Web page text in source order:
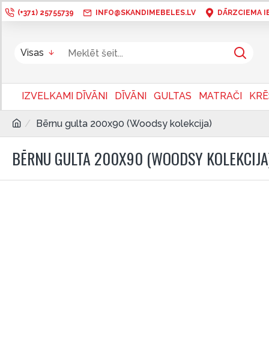
(+371) 25755739 INFO@SKANDIMEBELES.LV DĀRZCIEMA
Visas
IZVELKAMI DĪVĀNI DĪVĀNI GULTAS MATRAČI
Bērnu gulta 200x90 (Woodsy kolekcija)
BĒRNU GULTA 200X90 (WOODSY